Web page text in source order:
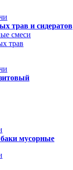
трав и сидератов
смеси
трав
мусорные